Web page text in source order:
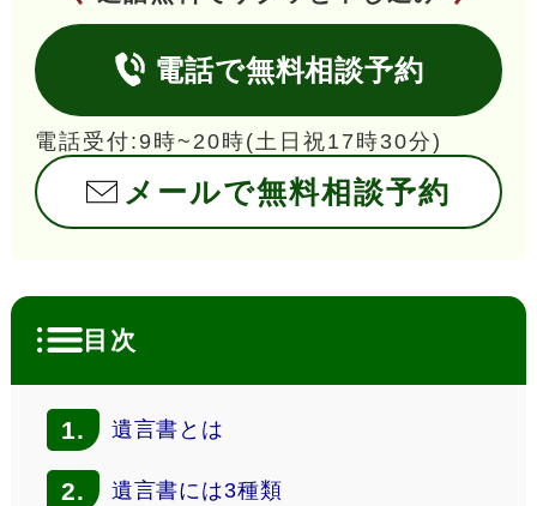
電話で無料相談予約
電話受付:9時~20時(土日祝17時30分)
メールで無料相談予約
目次
1. 遺言書とは
2. 遺言書には3種類